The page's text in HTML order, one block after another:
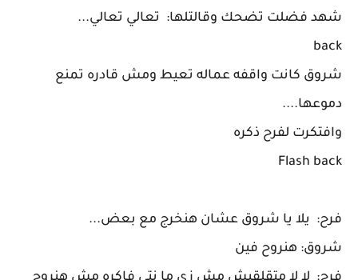
شهد فضلت تضحك وقالتلها: تعالي تعالي...
back
شروق كانت واقفه عماله تعيط ومش قادره تمنع
دموعها....
وافتكرت لفرح ذكره
Flash back
فرح: يلا يا شروق عشان هنخرج مع بعض...
شروق: هنروح فين